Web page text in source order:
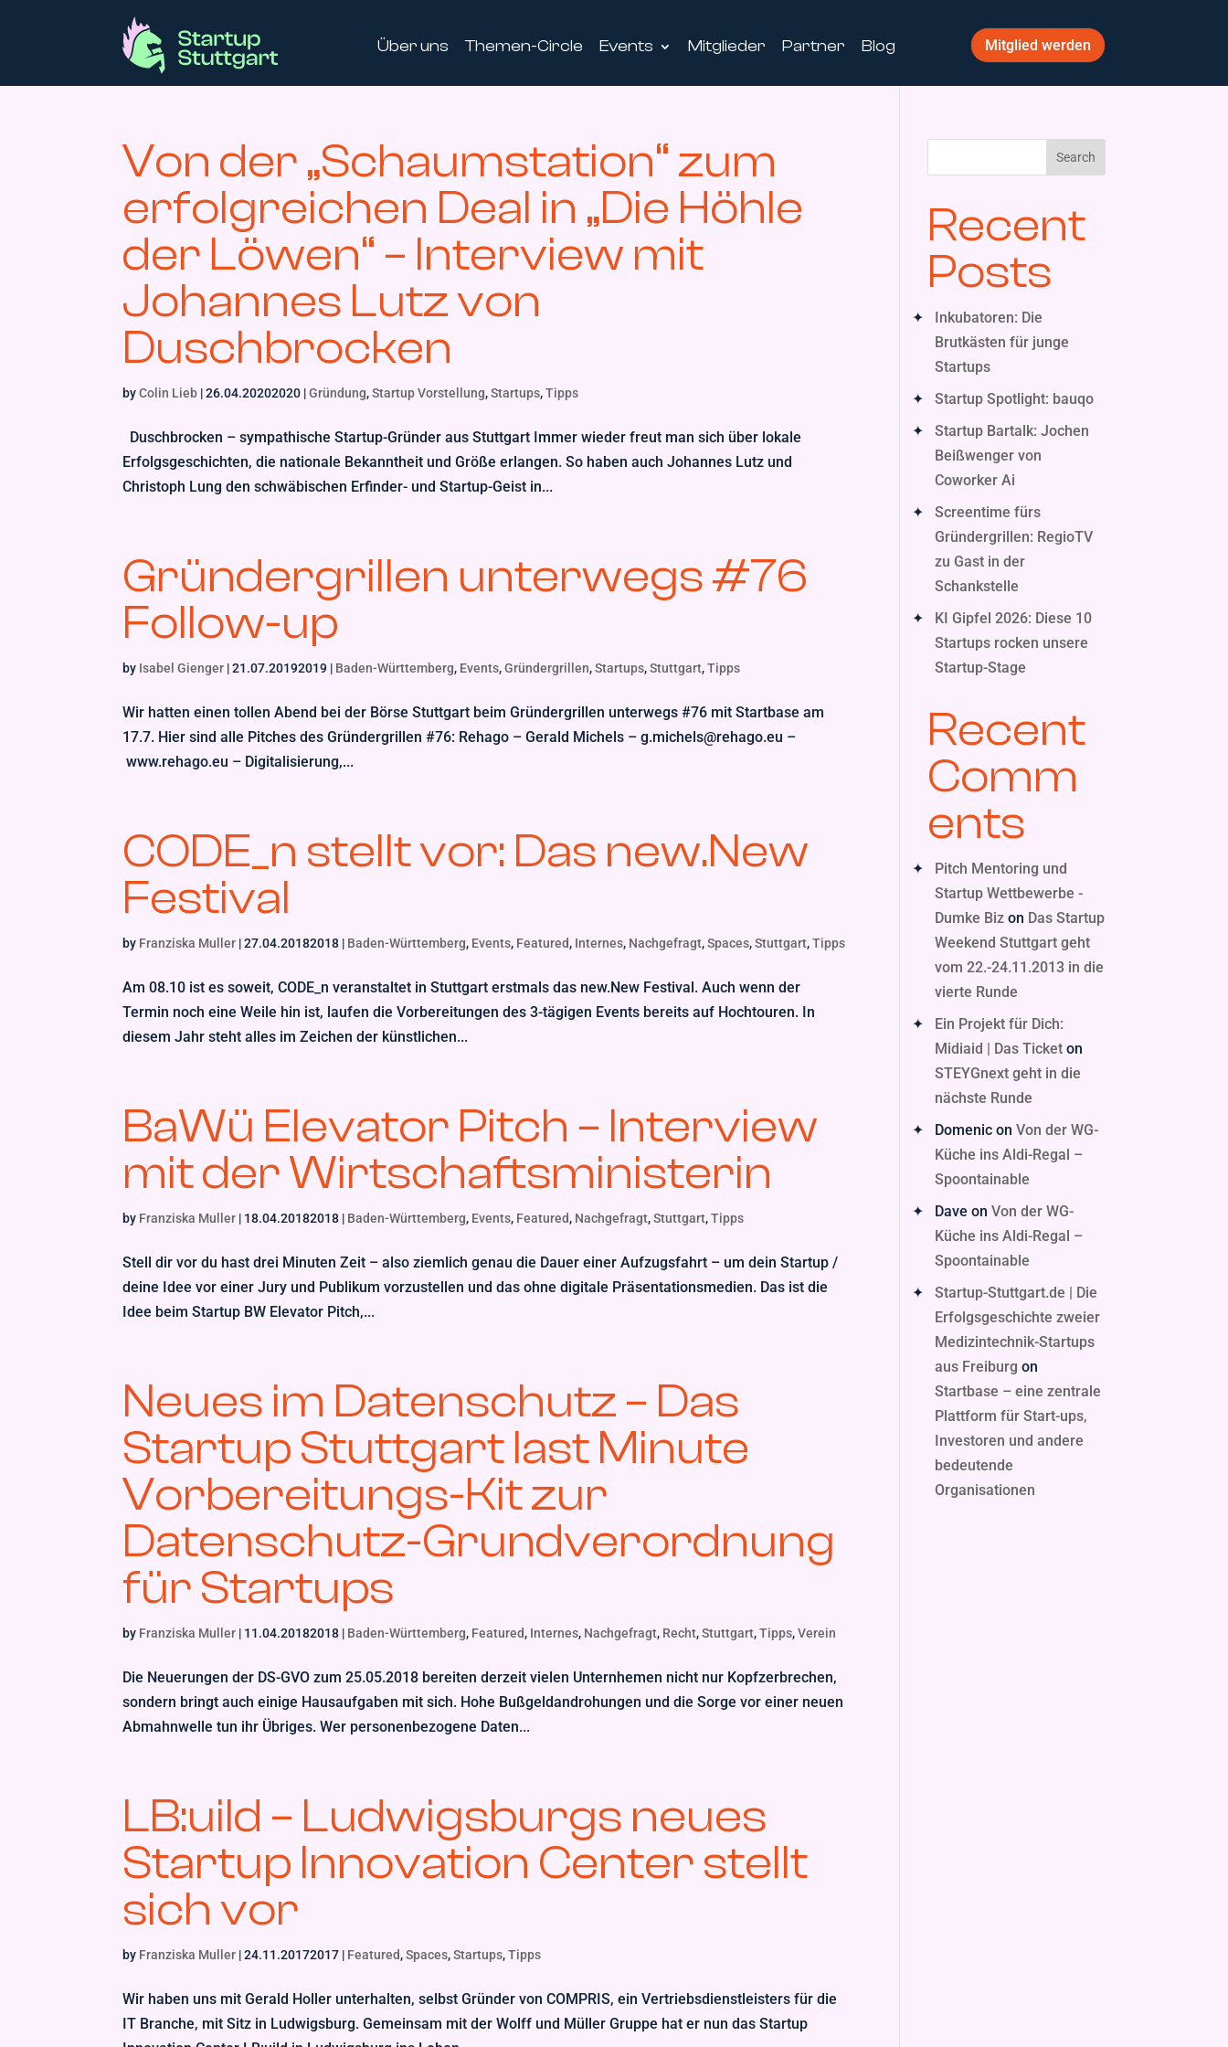
Über uns Themen-Circle Events Mitglieder Partner Blog Mitglied werden
Von der „Schaumstation“ zum
erfolgreichen Deal in „Die Höhle
der Löwen“ – Interview mit
Johannes Lutz von
Duschbrocken
byColin Lieb |26.04.20202020 |Gründung,Startup Vorstellung,Startups,Tipps
Duschbrocken – sympathische Startup-Gründer aus Stuttgart Immer wieder freut man sich über lokale
Erfolgsgeschichten, die nationale Bekanntheit und Größe erlangen. So haben auch Johannes Lutz und
Christoph Lung den schwäbischen Erfinder- und Startup-Geist in...
Gründergrillen unterwegs #76
Follow-up
by Isabel Gienger |21.07.20192019 | Baden-Württemberg, Events,Gründergrillen,Startups,Stuttgart,Tipps
Wir hatten einen tollen Abend bei der Börse Stuttgart beim Gründergrillen unterwegs #76 mit Startbase am
17.7. Hier sind alle Pitches des Gründergrillen #76: Rehago – Gerald Michels – g.michels@rehago.eu –
www.rehago.eu – Digitalisierung,...
CODE_n stellt vor: Das new.New
Festival
by Franziska Muller |27.04.20182018 | Baden-Württemberg, Events, Featured, Internes, Nachgefragt,Spaces,Stuttgart,Tipps
Am 08.10 ist es soweit, CODE_n veranstaltet in Stuttgart erstmals das new.New Festival. Auch wenn der
Termin noch eine Weile hin ist, laufen die Vorbereitungen des 3-tägigen Events bereits auf Hochtouren. In
diesem Jahr steht alles im Zeichen der künstlichen...
BaWü Elevator Pitch – Interview
mit der Wirtschaftsministerin
by Franziska Muller | 18.04.20182018 | Baden-Württemberg, Events, Featured, Nachgefragt,Stuttgart,Tipps
Stell dir vor du hast drei Minuten Zeit – also ziemlich genau die Dauer einer Aufzugsfahrt – um dein Startup /
deine Idee vor einer Jury und Publikum vorzustellen und das ohne digitale Präsentationsmedien. Das ist die
Idee beim Startup BW Elevator Pitch,...
Neues im Datenschutz – Das
Startup Stuttgart last Minute
Vorbereitungs-Kit zur
Datenschutz-Grundverordnung
für Startups
by Franziska Muller | 11.04.20182018 | Baden-Württemberg, Featured, Internes, Nachgefragt, Recht,Stuttgart,Tipps,Verein
Die Neuerungen der DS-GVO zum 25.05.2018 bereiten derzeit vielen Unternhemen nicht nur Kopfzerbrechen,
sondern bringt auch einige Hausaufgaben mit sich. Hohe Bußgeldandrohungen und die Sorge vor einer neuen
Abmahnwelle tun ihr Übriges. Wer personenbezogene Daten...
LB:uild – Ludwigsburgs neues
Startup Innovation Center stellt
sich vor
by Franziska Muller |24.11.20172017 | Featured,Spaces,Startups,Tipps
Wir haben uns mit Gerald Holler unterhalten, selbst Gründer von COMPRIS, ein Vertriebsdienstleisters für die
IT Branche, mit Sitz in Ludwigsburg. Gemeinsam mit der Wolff und Müller Gruppe hat er nun das Startup
Search
Recent
Posts
Inkubatoren: Die
Brutkästen für junge
Startups
Startup Spotlight: bauqo
Startup Bartalk: Jochen
Beißwenger von
Coworker Ai
Screentime fürs
Gründergrillen: RegioTV
zu Gast in der
Schankstelle
KI Gipfel 2026: Diese 10
Startups rocken unsere
Startup-Stage
Recent
Comm
ents
Pitch Mentoring und
Startup Wettbewerbe -
Dumke Biz on Das Startup
Weekend Stuttgart geht
vom 22.-24.11.2013 in die
vierte Runde
Ein Projekt für Dich:
Midiaid | Das Ticket on
STEYGnext geht in die
nächste Runde
Domenic onVon der WG-
Küche ins Aldi-Regal –
Spoontainable
Dave onVon der WG-
Küche ins Aldi-Regal –
Spoontainable
Startup-Stuttgart.de | Die
Erfolgsgeschichte zweier
Medizintechnik-Startups
aus Freiburg on
Startbase – eine zentrale
Plattform für Start-ups,
Investoren und andere
bedeutende
Organisationen